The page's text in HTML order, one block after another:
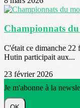
Championnats
C'était ce dimanche 22
Hutin participait aux...
23 février 2026
Je m'abonne à la